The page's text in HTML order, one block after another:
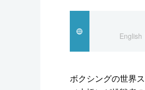
科学・技術
暮らし
English
ボクシングの世界